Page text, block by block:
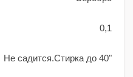
0,1
Не садится.Стирка до 40"